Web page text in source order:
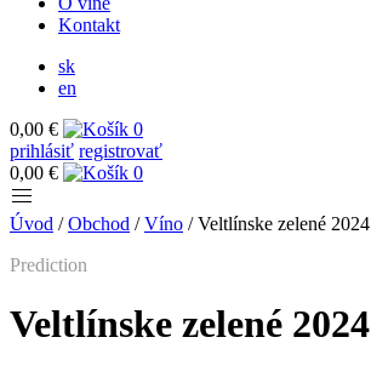
Kontakt
sk
en
0,00 €
0
prihlásiť registrovať
0,00 €
0
Úvod /Obchod /Víno /Veltlínske zelené 2024
Prediction
Veltlínske zelené 2024